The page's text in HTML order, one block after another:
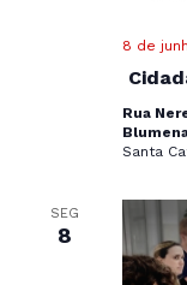
8 de
Rua
Santa
SEG
8